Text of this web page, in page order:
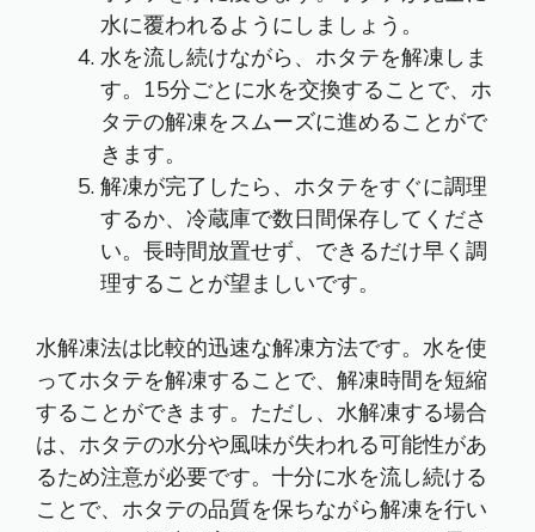
水に覆われるようにしましょう。
水を流し続けながら、ホタテを解凍しま
す。15分ごとに水を交換することで、ホ
タテの解凍をスムーズに進めることがで
きます。
解凍が完了したら、ホタテをすぐに調理
するか、冷蔵庫で数日間保存してくださ
い。長時間放置せず、できるだけ早く調
理することが望ましいです。
水解凍法は比較的迅速な解凍方法です。水を使
ってホタテを解凍することで、解凍時間を短縮
することができます。ただし、水解凍する場合
は、ホタテの水分や風味が失われる可能性があ
るため注意が必要です。十分に水を流し続ける
ことで、ホタテの品質を保ちながら解凍を行い